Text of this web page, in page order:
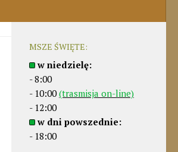
MSZE ŚWIĘTE:
w niedzielę:
- 8:00
- 10:00(trasmisja on-line)
- 12:00
w dni powszednie:
- 18:00